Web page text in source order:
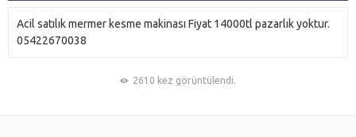
Acil satılık mermer kesme makinası Fiyat 14000tl pazarlık yoktur.
05422670038
2610 kez görüntülendi.